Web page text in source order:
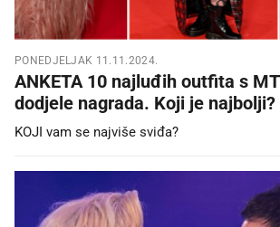
PONEDJELJAK 11.11.2024.
ANKETA 10 najluđih outfita s
dodjele nagrada. Koji je najbolji?
KOJI vam se najviše sviđa?